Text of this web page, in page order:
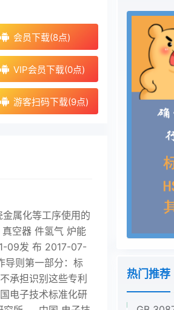
会员下载(8点)
VIP会员下载(0点)
游客扫码下载(9点)
属化等工序使用的
真空器 件氢气 炉能
09发 布 2017-07-
导则第一部分：标
承担识别这些专利
电子技术标准化研
热门推荐